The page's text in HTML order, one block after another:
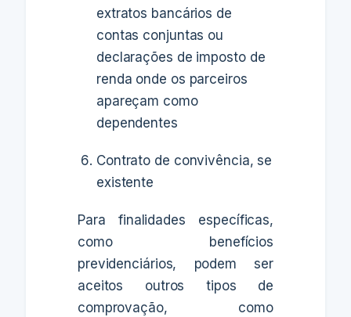
extratos bancários de
contas conjuntas ou
declarações de imposto de
renda onde os parceiros
apareçam como
dependentes
Contrato de convivência, se
existente
Para finalidades específicas,
como benefícios
previdenciários, podem ser
aceitos outros tipos de
comprovação, como